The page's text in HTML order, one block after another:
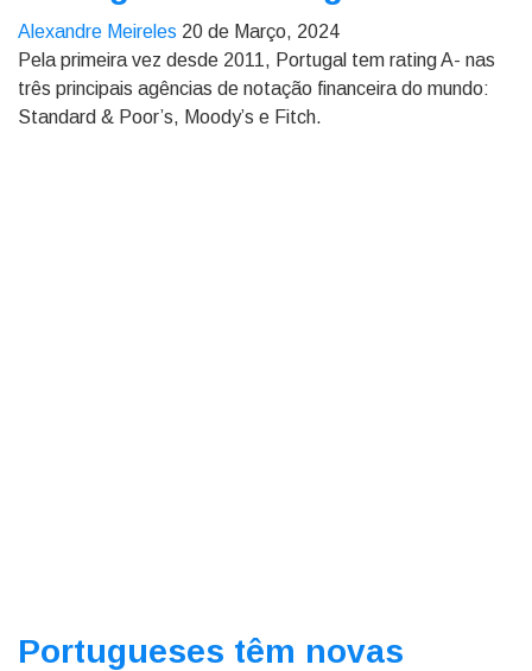
Alexandre Meireles 20 de Março, 2024
Pela primeira vez desde 2011, Portugal tem rating A- nas
três principais agências de notação financeira do mundo:
Standard & Poor’s, Moody’s e Fitch.
Portugueses têm novas